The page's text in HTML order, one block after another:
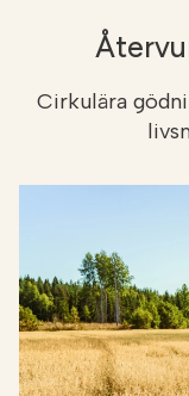
Cirkulära